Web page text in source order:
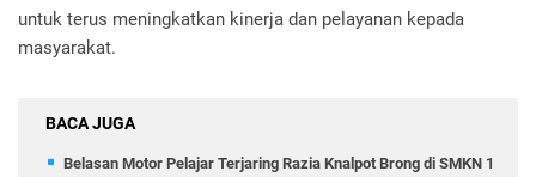
untuk terus meningkatkan kinerja dan pelayanan kepada
masyarakat.
BACA JUGA
Belasan Motor Pelajar Terjaring Razia Knalpot Brong di SMKN 1